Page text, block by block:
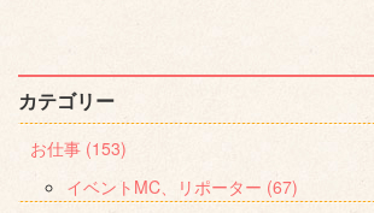
カテゴリー
お仕事 (153)
イベントMC、リポーター (67)